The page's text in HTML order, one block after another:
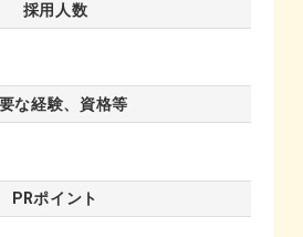
採用人数
な経験、資格等
PRポイント